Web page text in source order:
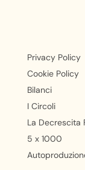
Privacy Policy
Cookie Policy
Bilanci
I Circoli
La Decrescita
5 x 1000